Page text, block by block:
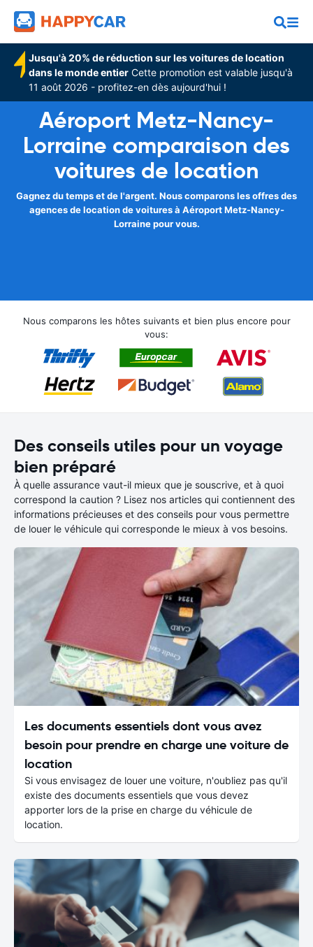
Jusqu'à 20% de réduction sur les voitures de location
dans le monde entier Cette promotion est valable jusqu'à
11 août 2026 - profitez-en dès aujourd'hui !
Aéroport Metz-Nancy-
Lorraine comparaison des
voitures de location
Gagnez du temps et de l'argent. Nous comparons les offres des
agences de location de voitures à Aéroport Metz-Nancy-
Lorraine pour vous.
Nous comparons les hôtes suivants et bien plus encore pour
vous:
Des conseils utiles pour un voyage
bien préparé
À quelle assurance vaut-il mieux que je souscrive, et à quoi
correspond la caution ? Lisez nos articles qui contiennent des
informations précieuses et des conseils pour vous permettre
de louer le véhicule qui corresponde le mieux à vos besoins.
Les documents essentiels dont vous avez
besoin pour prendre en charge une voiture de
location
Si vous envisagez de louer une voiture, n'oubliez pas qu'il
existe des documents essentiels que vous devez
apporter lors de la prise en charge du véhicule de
location.